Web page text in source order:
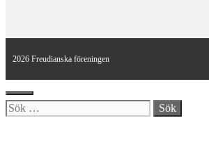
2026 Freudianska föreningen
Stäng
Sök